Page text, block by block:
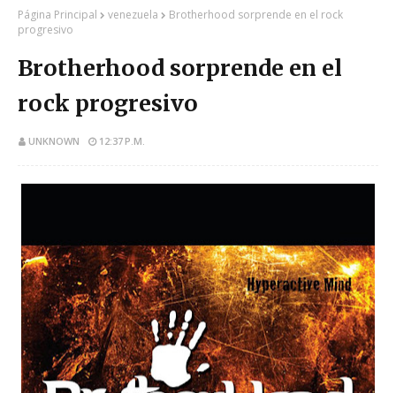
Página Principal venezuela
Brotherhood sorprende en el rock
progresivo
Brotherhood sorprende en el
rock progresivo
UNKNOWN 12:37 P.M.